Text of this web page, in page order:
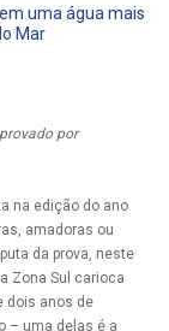
uma água mais
Mar
por
na edição do ano
amadoras ou
da prova, neste
Zona Sul carioca
dois anos de
– uma delas é a